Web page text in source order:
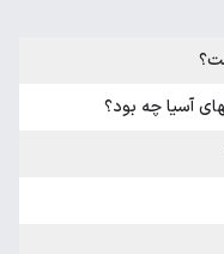
آسیا چه بود؟